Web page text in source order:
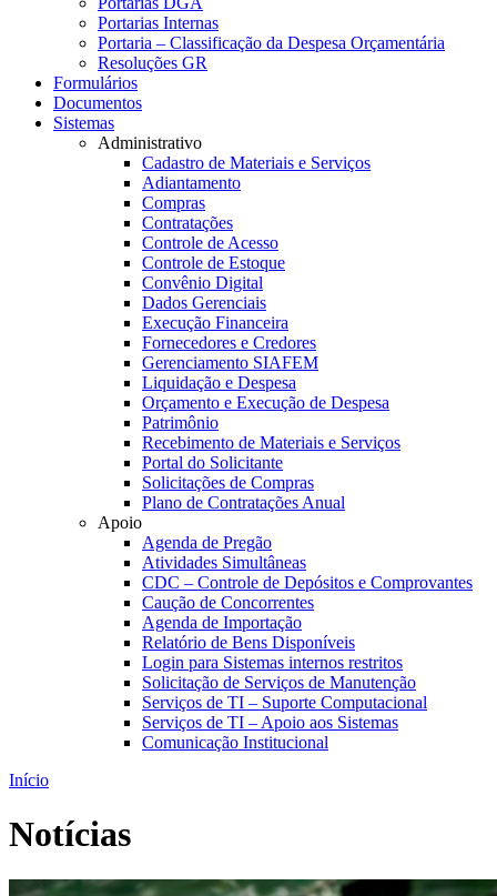
Portarias Internas
Portaria – Classificação da Despesa Orçamentária
Resoluções GR
Formulários
Documentos
Sistemas
Administrativo
Cadastro de Materiais e Serviços
Adiantamento
Compras
Contratações
Controle de Acesso
Controle de Estoque
Convênio Digital
Dados Gerenciais
Execução Financeira
Fornecedores e Credores
Gerenciamento SIAFEM
Liquidação e Despesa
Orçamento e Execução de Despesa
Patrimônio
Recebimento de Materiais e Serviços
Portal do Solicitante
Solicitações de Compras
Plano de Contratações Anual
Apoio
Agenda de Pregão
Atividades Simultâneas
CDC – Controle de Depósitos e Comprovantes
Caução de Concorrentes
Agenda de Importação
Relatório de Bens Disponíveis
Login para Sistemas internos restritos
Solicitação de Serviços de Manutenção
Serviços de TI – Suporte Computacional
Serviços de TI – Apoio aos Sistemas
Comunicação Institucional
Início
Notícias